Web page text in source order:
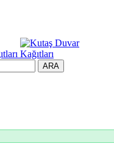
ARA